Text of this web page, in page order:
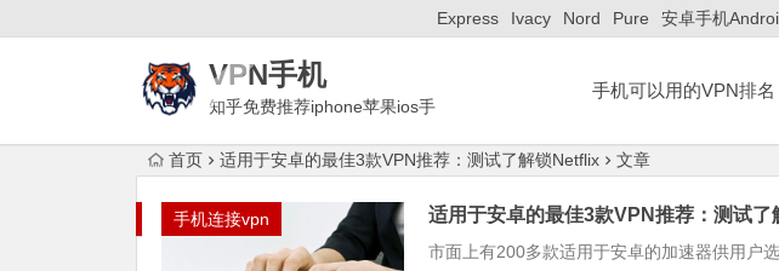
Express Ivacy Nord Pure 安卓手机
VPN手机
知乎免费推荐iphone苹果ios手
手机可以用的VPN排名
首页 适用于安卓的最佳3款VPN推荐：测试了解锁Netflix 文章
手机连接vpn 适用于安卓的最佳3款VPN推荐：测试
市面上有200多款适用于安卓的加速器供用户